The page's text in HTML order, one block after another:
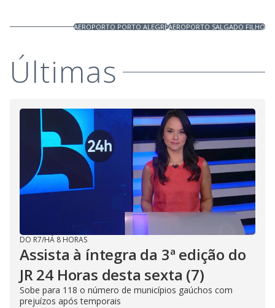
AEROPORTO PORTO ALEGREAEROPORTO SALGADO FILHO
Últimas
DO R7/HÁ 8 HORAS
Assista à íntegra da 3ª edição do
JR 24 Horas desta sexta (7)
Sobe para 118 o número de municípios gaúchos com
prejuízos após temporais